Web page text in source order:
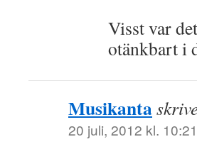
Visst var
otänkbart i
Musikanta
20 juli, 2012 kl. 10:21